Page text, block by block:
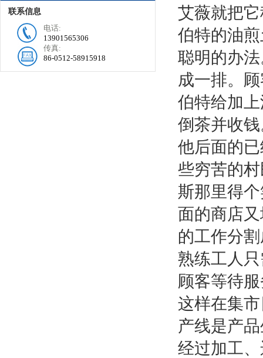
联系信息
电话:
13901565306
传真:
86-0512-58915918
艾薇就把
伯特的油
聪明的办
成一排。
伯特给加
倒茶并收
他后面的
些穷苦的
斯那里得
面的商店
的工作分
熟练工人
顾客等待
这样在集
产线是产
经过加工